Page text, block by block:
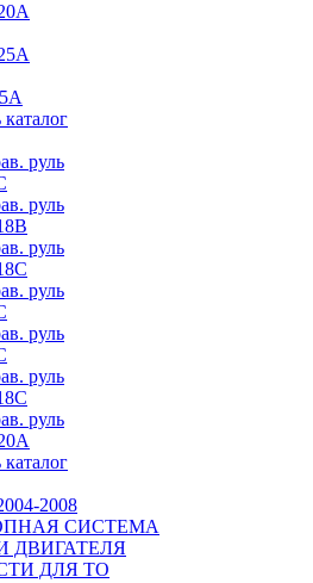
руль
руль
руль
руль
руль
руль
руль
2008
СИСТЕМА
ДВИГАТЕЛЯ
ДЛЯ ТО